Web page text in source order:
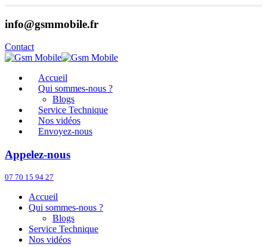
info@gsmmobile.fr
Contact
Accueil
Qui sommes-nous ?
Blogs
Service Technique
Nos vidéos
Envoyez-nous
Appelez-nous
07 70 15 94 27
Accueil
Qui sommes-nous ?
Blogs
Service Technique
Nos vidéos